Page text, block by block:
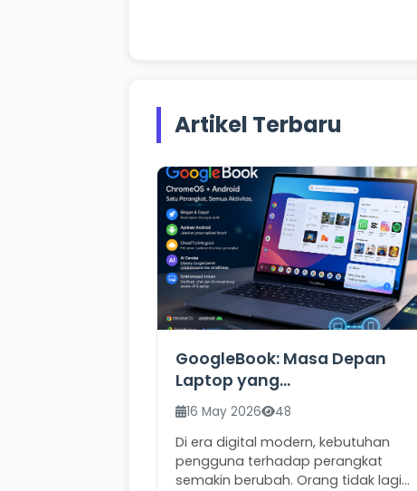
Artikel Terbaru
GoogleBook: Masa Depan
Laptop yang
Menggabungkan ChromeOS
dan Android
16 May 2026 48
Di era digital modern, kebutuhan
pengguna terhadap perangkat
semakin berubah. Orang tidak lagi